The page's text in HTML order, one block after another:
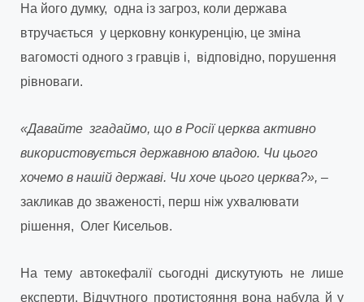
На його думку, одна із загроз, коли держава
втручається у церковну конкуренцію, це зміна
вагомості одного з гравців і, відповідно, порушення
рівноваги.
«Давайте згадаймо, що в Росії церква активно
використовується державною владою. Чи цього
хочемо в нашій державі. Чи хоче цього церква?», –
закликав до зваженості, перш ніж ухвалювати
рішення, Олег Кисельов.
На тему автокефалії сьогодні дискутують не лише
експерти. Відчутного протистояння вона набула й у